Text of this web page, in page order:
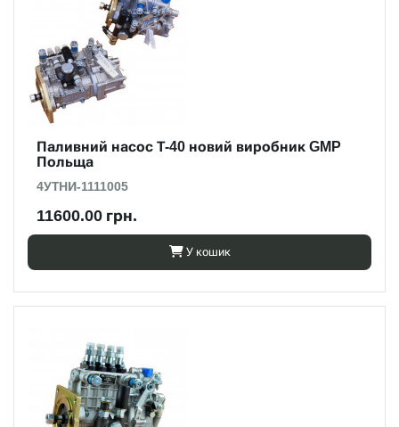
Паливний насос Т-40 новий виробник GMP
Польща
4УТНИ-1111005
11600.00 грн.
У кошик